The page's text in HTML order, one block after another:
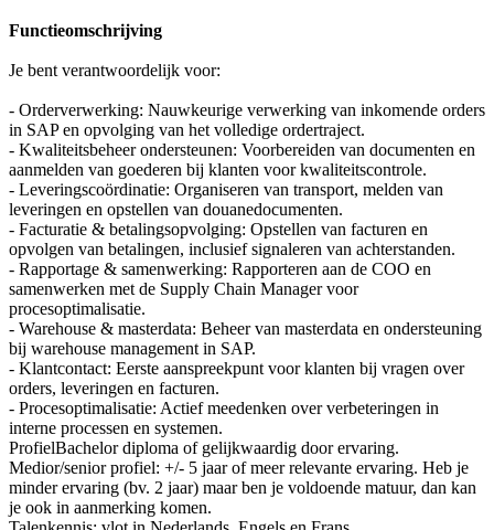
Functieomschrijving
Je bent verantwoordelijk voor:
- Orderverwerking: Nauwkeurige verwerking van inkomende orders
in SAP en opvolging van het volledige ordertraject.
- Kwaliteitsbeheer ondersteunen: Voorbereiden van documenten en
aanmelden van goederen bij klanten voor kwaliteitscontrole.
- Leveringscoördinatie: Organiseren van transport, melden van
leveringen en opstellen van douanedocumenten.
- Facturatie & betalingsopvolging: Opstellen van facturen en
opvolgen van betalingen, inclusief signaleren van achterstanden.
- Rapportage & samenwerking: Rapporteren aan de COO en
samenwerken met de Supply Chain Manager voor
procesoptimalisatie.
- Warehouse & masterdata: Beheer van masterdata en ondersteuning
bij warehouse management in SAP.
- Klantcontact: Eerste aanspreekpunt voor klanten bij vragen over
orders, leveringen en facturen.
- Procesoptimalisatie: Actief meedenken over verbeteringen in
interne processen en systemen.
ProfielBachelor diploma of gelijkwaardig door ervaring.
Medior/senior profiel: +/- 5 jaar of meer relevante ervaring. Heb je
minder ervaring (bv. 2 jaar) maar ben je voldoende matuur, dan kan
je ook in aanmerking komen.